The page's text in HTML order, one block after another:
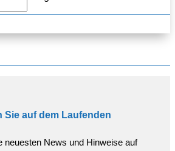
Sie auf dem Laufenden
neuesten News und Hinweise auf